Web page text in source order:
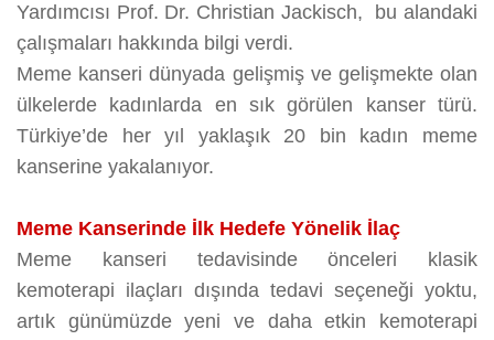
Yardımcısı Prof. Dr. Christian Jackisch, bu alandaki
çalışmaları hakkında bilgi verdi.
Meme kanseri dünyada gelişmiş ve gelişmekte olan
ülkelerde kadınlarda en sık görülen kanser türü.
Türkiye’de her yıl yaklaşık 20 bin kadın meme
kanserine yakalanıyor.
Meme Kanserinde İlk Hedefe Yönelik İlaç
Meme kanseri tedavisinde önceleri klasik
kemoterapi ilaçları dışında tedavi seçeneği yoktu,
artık günümüzde yeni ve daha etkin kemoterapi